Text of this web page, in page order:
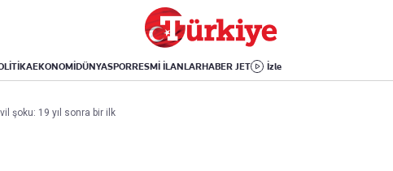
EKONOMİDÜNYASPORRESMİ İLANLARHABER JET İzle
Avrupa
Amerika
İsrail-Gazze
Yaşam
Sağlık
Yemek
Kitap
şoku: 19 yıl sonra bir ilk